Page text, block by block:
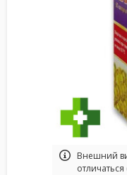
Bнешний